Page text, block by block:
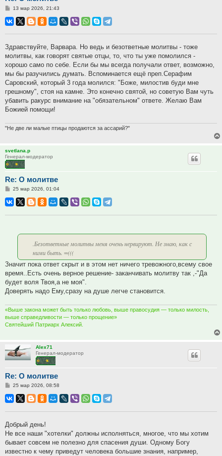
Сообщение
13 мар 2026, 21:43
Здравствуйте, Варвара. Но ведь и безответные молитвы - тоже
молитвы, как говорят святые отцы, то, что ты уже помолился -
хорошо само по себе. Если бы мы всегда получали ответ, возможно,
мы бы разучились думать. Вспоминается ещё преп.Серафим
Саровский, который 3 года молился: "Боже, милостив буди мне
грешному", стоя на камне. Это конечно святой, но советую Вам чуть
убавить ракурс внимание на "обязательном" ответе. Желаю Вам
Божией помощи!
"Не две ли малые птицы продаются за ассарий?"
svetlana.p
Генерал-модератор
Re: О молитве
Сообщение
25 мар 2026, 01:04
.Безответные молитвы меня очень нервируют. Не знаю, как с
ними быть. =(((
Значит пока ответ скрыт и в этом нет ничего тревожного,всему свое
время..Есть очень верное решение- заканчивать молитву так ,-"Да
будет воля Твоя,а не моя".
Доверять надо Ему,сразу на душе легче становится.
«Выше закона может быть только любовь, выше правосудия — только милость,
выше справедливости — только прощение»
Святейший Патриарх Алексий.
Alex71
Генерал-модератор
Re: О молитве
Сообщение
25 мар 2026, 08:58
Добрый день!
Не все наши "хотелки" должны исполняться, многое, что мы хотим
бывает совсем не полезно для спасения души. Одному Богу
известно к чему приведут человека большие знания, например,